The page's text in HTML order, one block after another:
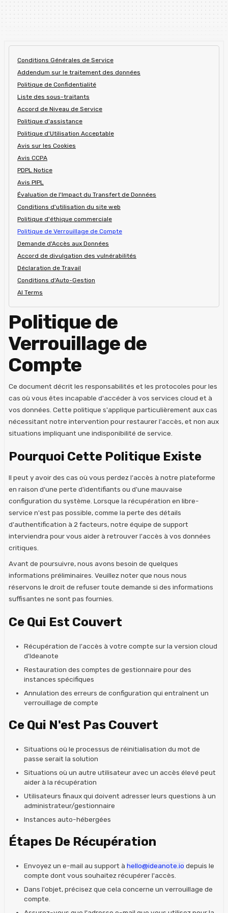
Conditions Générales de Service
Addendum sur le traitement des données
Politique de Confidentialité
Liste des sous-traitants
Accord de Niveau de Service
Politique d'assistance
Politique d'Utilisation Acceptable
Avis sur les Cookies
Avis CCPA
PDPL Notice
Avis PIPL
Évaluation de l'Impact du Transfert de Données
Conditions d'utilisation du site web
Politique d'éthique commerciale
Politique de Verrouillage de Compte
Demande d'Accès aux Données
Accord de divulgation des vulnérabilités
Déclaration de Travail
Conditions d'Auto-Gestion
AI Terms
Politique de
Verrouillage de
Compte
Ce document décrit les responsabilités et les protocoles pour les
cas où vous êtes incapable d'accéder à vos services cloud et à
vos données. Cette politique s'applique particulièrement aux cas
nécessitant notre intervention pour restaurer l'accès, et non aux
situations impliquant une indisponibilité de service.
Pourquoi Cette Politique Existe
Il peut y avoir des cas où vous perdez l'accès à notre plateforme
en raison d'une perte d'identifiants ou d'une mauvaise
configuration du système. Lorsque la récupération en libre-
service n'est pas possible, comme la perte des détails
d'authentification à 2 facteurs, notre équipe de support
interviendra pour vous aider à retrouver l'accès à vos données
critiques.
Avant de poursuivre, nous avons besoin de quelques
informations préliminaires. Veuillez noter que nous nous
réservons le droit de refuser toute demande si des informations
suffisantes ne sont pas fournies.
Ce Qui Est Couvert
Récupération de l'accès à votre compte sur la version cloud
d'Ideanote
Restauration des comptes de gestionnaire pour des
instances spécifiques
Annulation des erreurs de configuration qui entraînent un
verrouillage de compte
Ce Qui N'est Pas Couvert
Situations où le processus de réinitialisation du mot de
passe serait la solution
Situations où un autre utilisateur avec un accès élevé peut
aider à la récupération
Utilisateurs finaux qui doivent adresser leurs questions à un
administrateur/gestionnaire
Instances auto-hébergées
Étapes De Récupération
Envoyez un e-mail au support à hello@ideanote.io depuis le
compte dont vous souhaitez récupérer l'accès.
Dans l'objet, précisez que cela concerne un verrouillage de
compte.